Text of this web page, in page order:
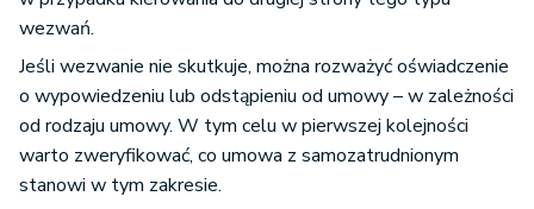
wezwań.
Jeśli wezwanie nie skutkuje, można rozważyć oświadczenie
o wypowiedzeniu lub odstąpieniu od umowy – w zależności
od rodzaju umowy. W tym celu w pierwszej kolejności
warto zweryfikować, co umowa z samozatrudnionym
stanowi w tym zakresie.